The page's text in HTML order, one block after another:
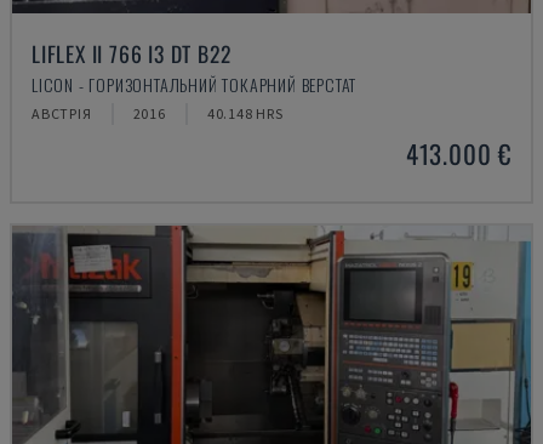
LIFLEX II 766 I3 DT B22
LICON - ГОРИЗОНТАЛЬНИЙ ТОКАРНИЙ ВЕРСТАТ
АВСТРІЯ 2016 40.148 HRS
413.000 €